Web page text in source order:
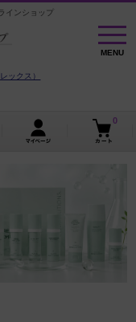
インショップ
MENU
MENU
ックス）
0